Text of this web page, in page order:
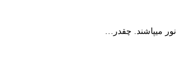
میپاشند. چقدر…